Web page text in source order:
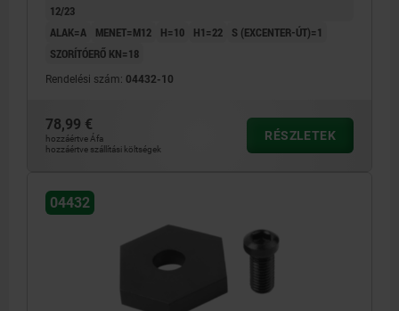
12/23
ALAK=A
MENET=M12 H=10 H1=22
S (EXCENTER-ÚT)=1
SZORÍTÓERŐ KN=18
Rendelési szám: 04432-10
78,99 €
hozzáértve Áfa
hozzáértve szállítási költségek
RÉSZLETEK
04432